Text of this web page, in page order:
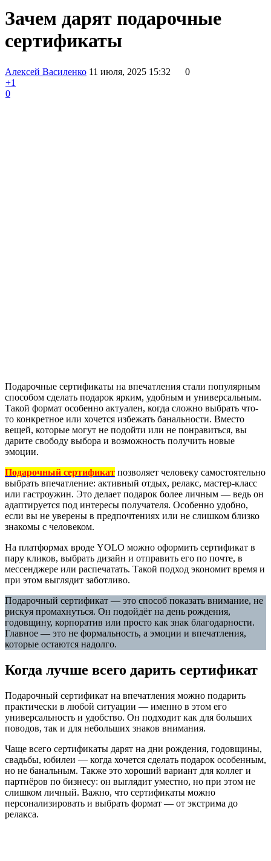
Зачем дарят подарочные
сертификаты
Алексей Василенко 11 июля, 2025 15:32
0
+1
0
Подарочные сертификаты на впечатления стали популярным
способом сделать подарок ярким, удобным и универсальным.
Такой формат особенно актуален, когда сложно выбрать что-
то конкретное или хочется избежать банальности. Вместо
вещей, которые могут не подойти или не понравиться, вы
дарите свободу выбора и возможность получить новые
эмоции.
Подарочный сертификат позволяет человеку самостоятельно
выбрать впечатление: активный отдых, релакс, мастер-класс
или гастроужин. Это делает подарок более личным — ведь он
адаптируется под интересы получателя. Особенно удобно,
если вы не уверены в предпочтениях или не слишком близко
знакомы с человеком.
На платформах вроде YOLO можно оформить сертификат в
пару кликов, выбрать дизайн и отправить его по почте, в
мессенджере или распечатать. Такой подход экономит время и
при этом выглядит заботливо.
Подарочный сертификат — это способ показать внимание, не
рискуя промахнуться. Он подойдёт на день рождения,
годовщину, корпоратив или просто как знак благодарности.
Главное — это не формальность, а эмоции и впечатления,
которые остаются надолго.
Когда лучше всего дарить сертификат
Подарочный сертификат на впечатления можно подарить
практически в любой ситуации — именно в этом его
универсальность и удобство. Он подходит как для больших
поводов, так и для небольших знаков внимания.
Чаще всего сертификаты дарят на дни рождения, годовщины,
свадьбы, юбилеи — когда хочется сделать подарок особенным,
но не банальным. Также это хороший вариант для коллег и
партнёров по бизнесу: он выглядит уместно, но при этом не
слишком личный. Важно, что сертификаты можно
персонализировать и выбрать формат — от экстрима до
релакса.